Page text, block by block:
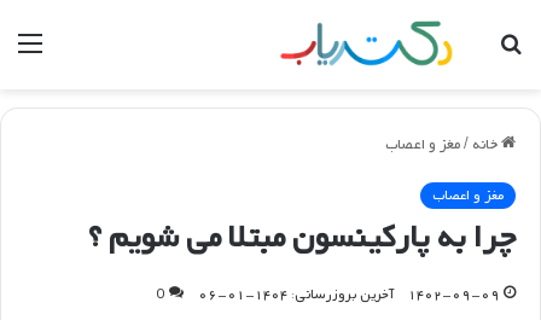
جستجو
خانه /مغز و اعصاب
مغز و اعصاب
چرا به پارکینسون مبتلا می شویم ؟
۱۴۰۲-۰۹-۰۹ آخرین بروزرسانی: ۱۴۰۴-۰۱-۰۶
0